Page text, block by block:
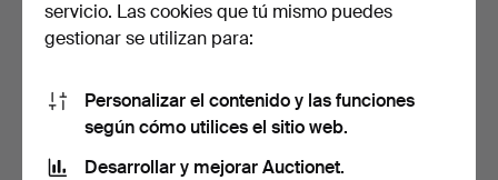
servicio. Las cookies que tú mismo puedes
gestionar se utilizan para:
Personalizar el contenido y las funciones
según cómo utilices el sitio web.
Desarrollar y mejorar Auctionet.